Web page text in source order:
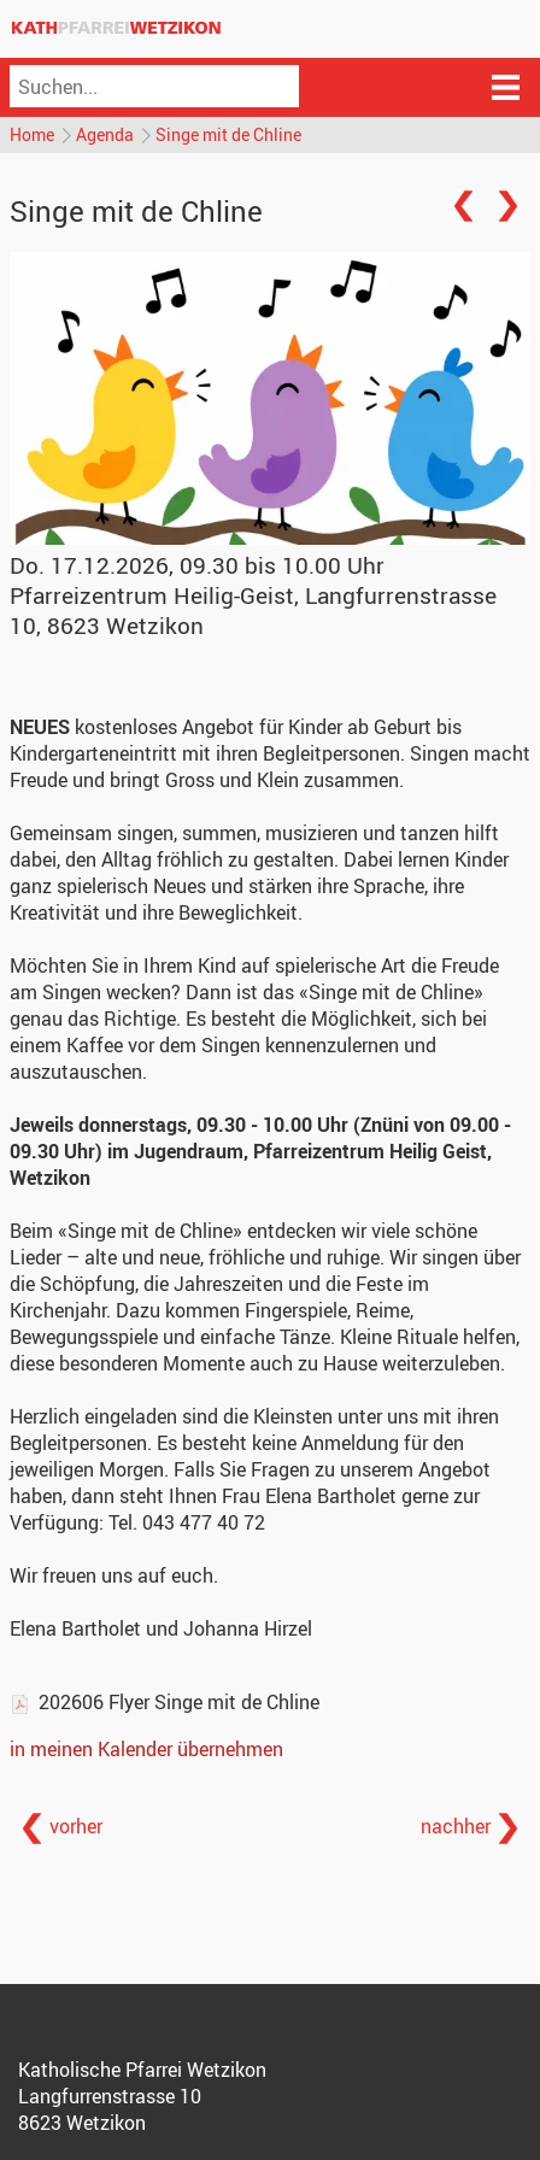
Home Agenda Singe mit de Chline
Singe mit de Chline
Do. 17.12.2026, 09.30 bis 10.00 Uhr
Pfarreizentrum Heilig-Geist, Langfurrenstrasse
10, 8623 Wetzikon
NEUES kostenloses Angebot für Kinder ab Geburt bis
Kindergarteneintritt mit ihren Begleitpersonen. Singen macht
Freude und bringt Gross und Klein zusammen.
Gemeinsam singen, summen, musizieren und tanzen hilft
dabei, den Alltag fröhlich zu gestalten. Dabei lernen Kinder
ganz spielerisch Neues und stärken ihre Sprache, ihre
Kreativität und ihre Beweglichkeit.
Möchten Sie in Ihrem Kind auf spielerische Art die Freude
am Singen wecken? Dann ist das «Singe mit de Chline»
genau das Richtige. Es besteht die Möglichkeit, sich bei
einem Kaffee vor dem Singen kennenzulernen und
auszutauschen.
Jeweils donnerstags, 09.30 - 10.00 Uhr (Znüni von 09.00 -
09.30 Uhr) im Jugendraum, Pfarreizentrum Heilig Geist,
Wetzikon
Beim «Singe mit de Chline» entdecken wir viele schöne
Lieder – alte und neue, fröhliche und ruhige. Wir singen über
die Schöpfung, die Jahreszeiten und die Feste im
Kirchenjahr. Dazu kommen Fingerspiele, Reime,
Bewegungsspiele und einfache Tänze. Kleine Rituale helfen,
diese besonderen Momente auch zu Hause weiterzuleben.
Herzlich eingeladen sind die Kleinsten unter uns mit ihren
Begleitpersonen. Es besteht keine Anmeldung für den
jeweiligen Morgen. Falls Sie Fragen zu unserem Angebot
haben, dann steht Ihnen Frau Elena Bartholet gerne zur
Verfügung: Tel. 043 477 40 72
Wir freuen uns auf euch.
Elena Bartholet und Johanna Hirzel
202606 Flyer Singe mit de Chline
in meinen Kalender übernehmen
vorher nachher
Katholische Pfarrei Wetzikon
Langfurrenstrasse 10
8623 Wetzikon